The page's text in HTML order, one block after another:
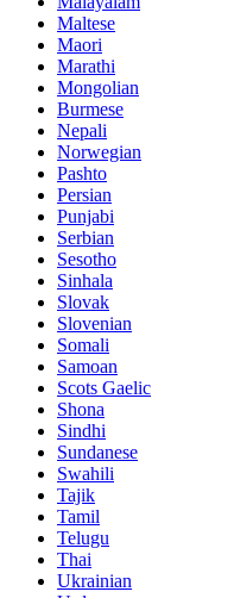
Maltese
Maori
Marathi
Mongolian
Burmese
Nepali
Norwegian
Pashto
Persian
Punjabi
Serbian
Sesotho
Sinhala
Slovak
Slovenian
Somali
Samoan
Scots Gaelic
Shona
Sindhi
Sundanese
Swahili
Tajik
Tamil
Telugu
Thai
Ukrainian